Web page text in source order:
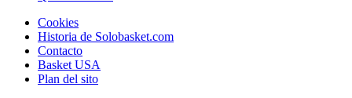
Cookies
Historia de Solobasket.com
Contacto
Basket USA
Plan del sito